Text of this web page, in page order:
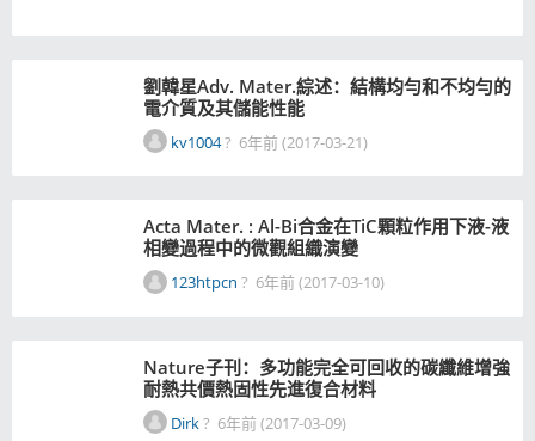
劉韓星Adv. Mater.綜述：結構均勻和不均勻的
電介質及其儲能性能
kv1004? 6年前 (2017-03-21)
Acta Mater. : Al-Bi合金在TiC顆粒作用下液-液
相變過程中的微觀組織演變
123htpcn ? 6年前 (2017-03-10)
Nature子刊：多功能完全可回收的碳纖維增強
耐熱共價熱固性先進復合材料
Dirk? 6年前 (2017-03-09)